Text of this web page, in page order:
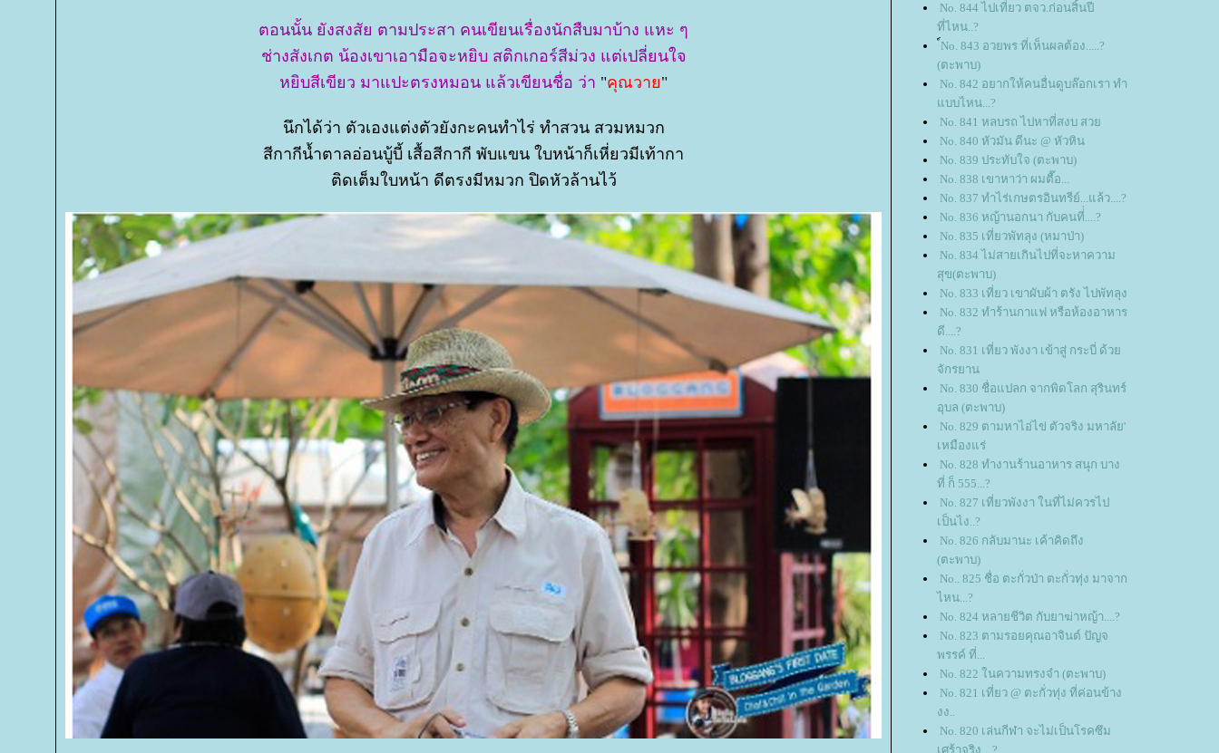
ตอนนั้น ยังสงสัย ตามประสา คนเขียนเรื่องนักสืบมาบ้าง แหะ ๆ
ช่างสังเกต น้องเขาเอามือจะหยิบ สติกเกอร์สีม่วง แต่เปลี่ยนใจ
หยิบสีเขียว มาแปะตรงหมอน แล้วเขียนชื่อ ว่า "คุณวา"
นึกได้ว่า ตัวเองแต่งตัวยังกะคนทำไร่ ทำสวน สวมหมวก
สีกากีน้ำตาลอ่อนบู้บี้ เสื้อสีกากี พับแขน ใบหน้าก็เหี่ยวมีเท้ากา
ติดเต็มใบหน้า ดีตรงมีหมวก ปิดหัวล้านไว้
No. 844 ไปเที่ยว ตจว.ก่อนสิ้นปี
ที่ไหน..?
์No. 843 อวยพร ที่เห็นผลต้อง.....?
(ตะพาบ)
No. 842 อยากให้คนอื่นดูบล๊อกเรา ทำ
บบไหน...?
No. 841 หลบรถ ไปหาที่สงบ สว
No. 840 หัวมัน ดีนะ @ หัวหิน
No. 839 ประทับใจ (ตะพาบ)
No. 838 เขาหาว่า ผมตื๊อ...
No. 837 ทำไร่เกษตรอินทรีย์...แล้ว....?
No. 836 หญ้านอกนา กับคนที่่....?
No. 835 เที่ยวพัทลุง (หมาป่า)
No. 834 ไม่สายเกินไปที่จะหาความ
สุข(ตะพาบ)
No. 833 เที่ยว เขาผับผ้า ตรัง ไปพัทลุง
No. 832 ทำร้านกาแฟ หรือห้องอาหาร
ดี....?
No. 831 เที่ยว พังงา เข้าสู่ กระบี่ ด้ว
จักรยาน
No. 830 ชื่อแปลก จากพิดโลก สุรินทร์
อุบล (ตะพาบ)
No. 829 ตามหาไอ่ไข่ ตัวจริง มหาลัย'
เหมืองแร่
No. 828 ทำงานร้านอาหาร สนุก บาง
ที่ ก็ 555...?
No. 827 เที่ยวพังงา ในที่ไม่ควรไป
เป็นไง..?
No. 826 กลับมานะ เค้าคิดถึง
(ตะพาบ)
No.. 825 ชื่อ ตะกั่วป่า ตะกั่วทุ่ง มาจาก
ไหน...?
No. 824 หลายชีวิต กับยาฆ่าหญ้า....?
No. 823 ตามรอยคุณอาจินต์ ปัญจ
พรรค์ ที่...
No. 822 ในความทรงจำ (ตะพาบ)
No. 821 เที่ยว @ ตะกั่วทุ่ง ที่ค่อนข้าง
งง..
No. 820 เล่นกีฬา จะไม่เป็นโรคซึม
เศร้าจริง....?